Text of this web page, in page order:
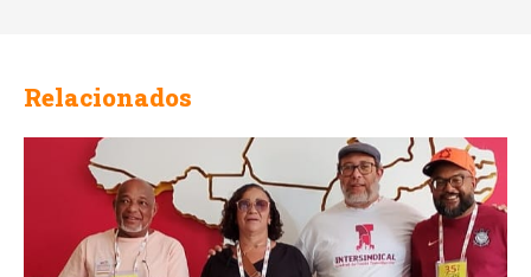
Relacionados